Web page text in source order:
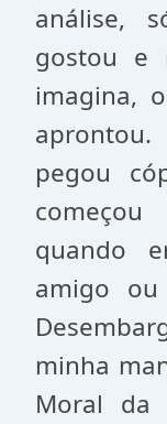
análise,
gostou e
imagina,
aprontou.
pegou
quando
amigo
minha
Moral da